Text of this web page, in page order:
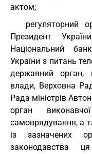
актом;
регуляторний
Президент
Національний
України з питань
державний орган,
влади, Верховна
Рада міністрів
орган
самоврядування, а
із зазначених
законодавства